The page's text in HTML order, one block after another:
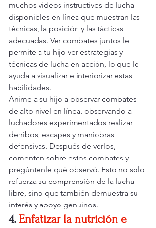
muchos videos instructivos de lucha
disponibles en línea que muestran las
técnicas, la posición y las tácticas
adecuadas. Ver combates juntos le
permite a tu hijo ver estrategias y
técnicas de lucha en acción, lo que le
ayuda a visualizar e interiorizar estas
habilidades.
Anime a su hijo a observar combates
de alto nivel en línea, observando a
luchadores experimentados realizar
derribos, escapes y maniobras
defensivas. Después de verlos,
comenten sobre estos combates y
pregúntenle qué observó. Esto no solo
refuerza su comprensión de la lucha
libre, sino que también demuestra su
interés y apoyo genuinos.
4. Enfatizar la nutrición e